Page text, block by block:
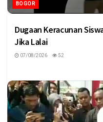
BOGOR
Dugaan Keracunan
Jika Lalai
07/08/2026 52